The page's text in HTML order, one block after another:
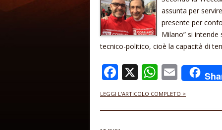
assunta per
presente per
Milano” si
tecnico-politico, cioè la capacità di
F
ac
e
X W
h
at
E
m
ai
LEGGI L'ARTICOLO COMPLETO >